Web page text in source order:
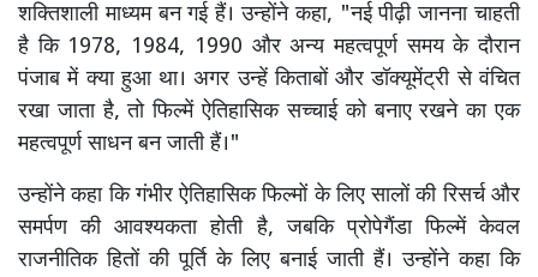
शक्तिशाली माध्यम बन गई हैं। उन्होंने कहा, "नई पीढ़ी जानना चाहती
है कि 1978, 1984, 1990 और अन्य महत्वपूर्ण समय के दौरान
पंजाब में क्या हुआ था। अगर उन्हें किताबों और डॉक्यूमेंट्री से वंचित
रखा जाता है, तो फिल्में ऐतिहासिक सच्चाई को बनाए रखने का एक
महत्वपूर्ण साधन बन जाती हैं।"
उन्होंने कहा कि गंभीर ऐतिहासिक फिल्मों के लिए सालों की रिसर्च और
समर्पण की आवश्यकता होती है, जबकि प्रोपेगैंडा फिल्में केवल
राजनीतिक हितों की पूर्ति के लिए बनाई जाती हैं। उन्होंने कहा कि